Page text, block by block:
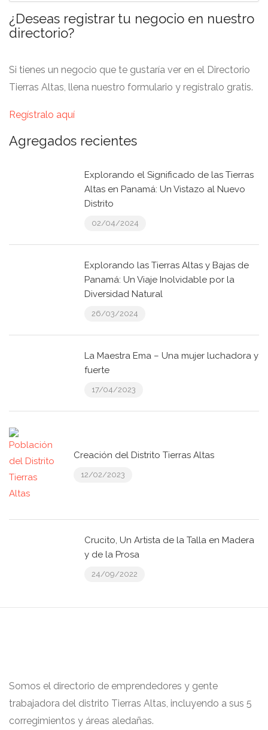
¿Deseas registrar tu negocio en nuestro
directorio?
Si tienes un negocio que te gustaría ver en el Directorio
Tierras Altas, llena nuestro formulario y regístralo gratis.
Regístralo aquí
Agregados recientes
Explorando el Significado de las Tierras
Altas en Panamá: Un Vistazo al Nuevo
Distrito
02/04/2024
Explorando las Tierras Altas y Bajas de
Panamá: Un Viaje Inolvidable por la
Diversidad Natural
26/03/2024
La Maestra Ema – Una mujer luchadora y
fuerte
17/04/2023
Creación del Distrito Tierras Altas
12/02/2023
Crucito, Un Artista de la Talla en Madera
y de la Prosa
24/09/2022
Somos el directorio de emprendedores y gente
trabajadora del distrito Tierras Altas, incluyendo a sus 5
corregimientos y áreas aledañas.